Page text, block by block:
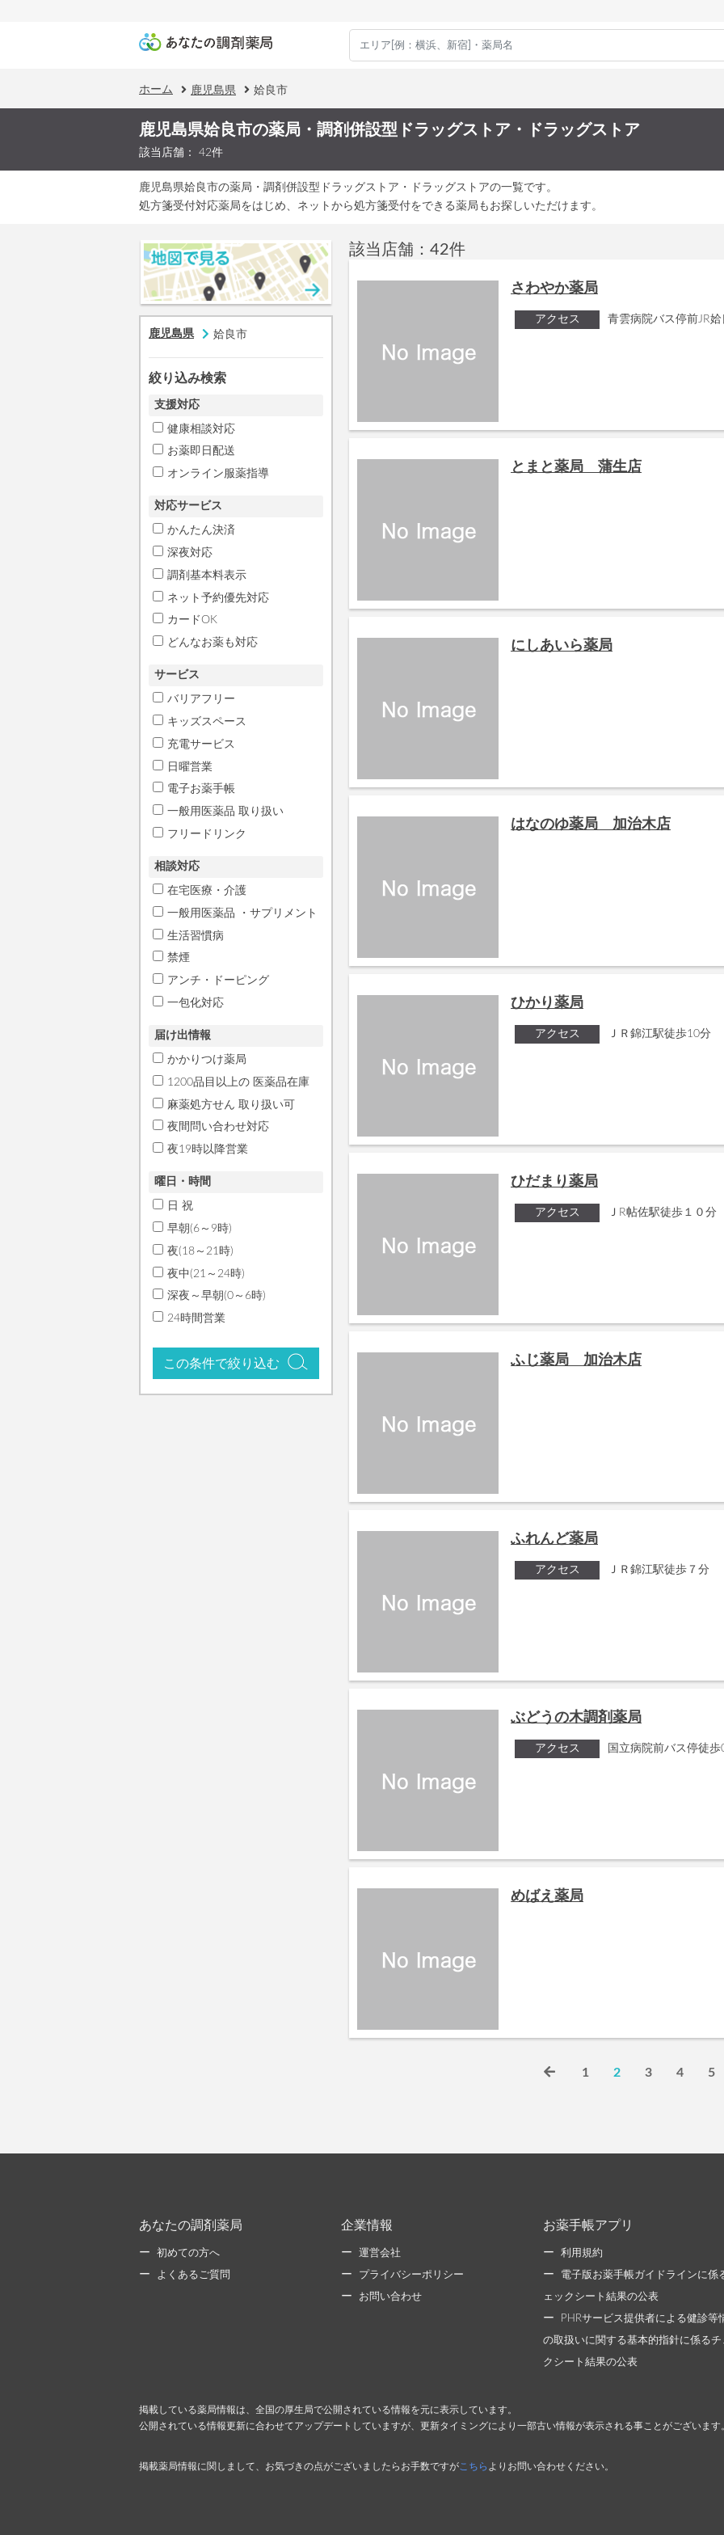
ホーム 鹿児島県 姶良市
鹿児島県姶良市の薬局・調剤併設型ドラッグストア・ドラッグストア
該当店舗： 42件
鹿児島県姶良市の薬局・調剤併設型ドラッグストア・ドラッグストアの一覧です。
処方箋受付対応薬局をはじめ、ネットから処方箋受付をできる薬局もお探しいただけます。
鹿児島県 姶良市
絞り込み検索
支援対応
健康相談対応
お薬即日配送
オンライン服薬指導
対応サービス
かんたん決済
深夜対応
調剤基本料表示
ネット予約優先対応
カードOK
どんなお薬も対応
サービス
バリアフリー
キッズスペース
充電サービス
日曜営業
電子お薬手帳
一般用医薬品 取り扱い
フリードリンク
相談対応
在宅医療・介護
一般用医薬品 ・サプリメント
生活習慣病
禁煙
アンチ・ドーピング
一包化対応
届け出情報
かかりつけ薬局
1200品目以上の 医薬品在庫
麻薬処方せん 取り扱い可
夜間問い合わせ対応
夜19時以降営業
曜日・時間
日 祝
早朝(6～9時)
夜(18～21時)
夜中(21～24時)
深夜～早朝(0～6時)
24時間営業
この条件で絞り込む
該当店舗：42件
さわやか薬局
アクセス 青雲病院バス停前JR
とまと薬局 蒲生店
にしあいら薬局
はなのゆ薬局 加治木店
ひかり薬局
アクセス ＪＲ錦江駅徒歩10分
ひだまり薬局
アクセス ＪR帖佐駅徒歩１０分
ふじ薬局 加治木店
ふれんど薬局
アクセス ＪＲ錦江駅徒歩７分
ぶどうの木調剤薬局
アクセス 国立病院前バス停徒歩
めばえ薬局
1 2 3 4 5
あなたの調剤薬局
初めての方へ
よくあるご質問
企業情報
運営会社
プライバシーポリシー
お問い合わせ
お薬手帳アプリ
利用規約
電子版お薬手帳ガイドラインに係
ェックシート結果の公表
PHRサービス提供者による健診等
の取扱いに関する基本的指針に係るチ
クシート結果の公表
掲載している薬局情報は、全国の厚生局で公開されている情報を元に表示しています。
公開されている情報更新に合わせてアップデートしていますが、更新タイミングにより一部古い情報が表示される事ことがございます
掲載薬局情報に関しまして、お気づきの点がございましたらお手数ですが こちら よりお問い合わせください。